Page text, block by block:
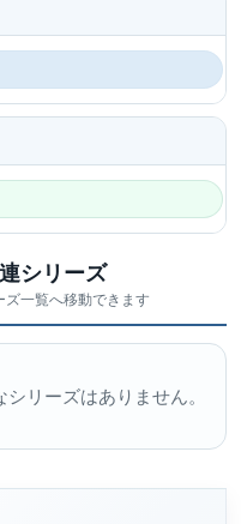
シリーズ
一覧へ移動できます
リーズはありません。